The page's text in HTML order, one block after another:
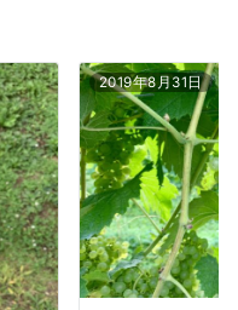
2019年8月31日